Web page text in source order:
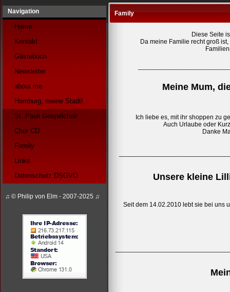
Navigation
Home
Kontakt
Gästebuch
Newsletter
about me
Hamburg, meine Stadt!
St. Pauli Gospelchoir
Chor CD
Family
Links
Datenschutz DSGVO
♫ © Philip von Elm - 2007-2025 ♫
Family
Diese Seite
Da meine Familie recht groß
Meine Mum,
Ich liebe es, mit ihr shoppen zu
Auch Urlaube oder
Danke
Unsere kleine
Seit dem 14.02.2010 lebt sie bei uns